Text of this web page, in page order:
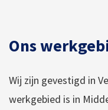
Ons
Wij zijn gevestigd in
werkgebied is in